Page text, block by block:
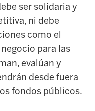
ser solidaria y
ni debe
como el
para las
evalúan y
desde fuera
fondos públicos.